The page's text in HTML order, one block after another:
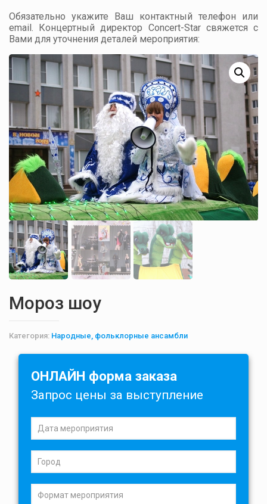
Обязательно укажите Ваш контактный телефон или
email. Концертный директор Concert-Star свяжется с
Вами для уточнения деталей мероприятия:
Мороз шоу
Категория: Народные, фольклорные ансамбли
ОНЛАЙН форма заказа
Запрос цены за выступление